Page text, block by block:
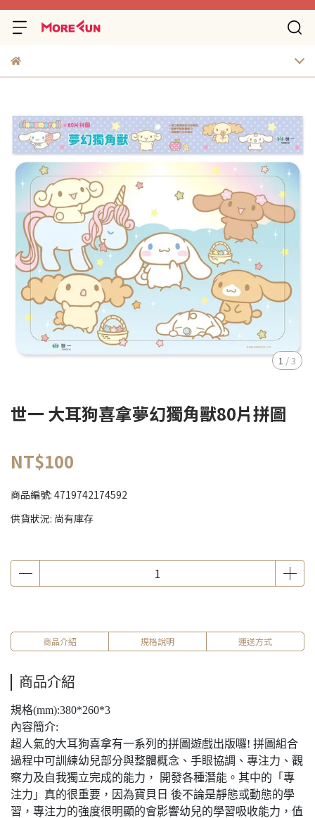
1 /3
世一 大耳狗喜拿夢幻獨角獸80片拼圖
NT$100
商品編號: 4719742174592
供貨狀況: 尚有庫存
商品介紹 規格說明 運送方式
商品介紹
規格(mm):380*260*3
內容簡介:
超人氣的大耳狗喜拿有一系列的拼圖遊戲出版囉! 拼圖組合
過程中可訓練幼兒部分與整體概念、手眼協調、專注力、觀
察力及自我獨立完成的能力， 開發各種潛能。其中的「專
注力」真的很重要，因為寶貝日 後不論是靜態或動態的學
習，專注力的強度很明顯的會影響幼兒的學習吸收能力，值